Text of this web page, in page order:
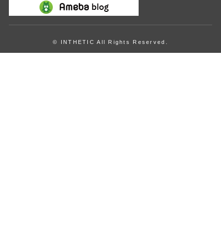
© INTHETIC All Rights Reserved.